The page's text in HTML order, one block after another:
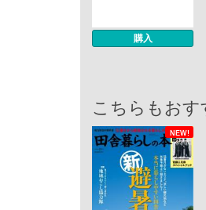
購入
こちらもおす
NEW!